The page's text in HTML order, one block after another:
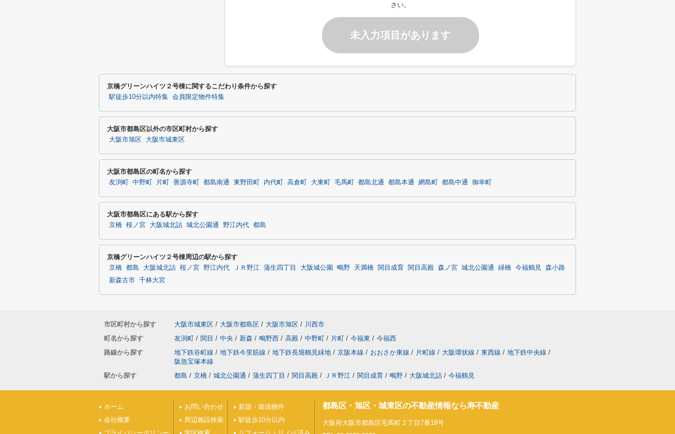
さい。
未入力項目があります
京橋グリーンハイツ２号棟に関するこだわり条件から探す
駅徒歩10分以内特集 会員限定物件特集
大阪市都島区以外の市区町村から探す
大阪市旭区 大阪市城東区
大阪市都島区の町名から探す
友渕町 中野町 片町 善源寺町 都島南通 東野田町 内代町 高倉町 大東町 毛馬町 都島北通 都島本通 網島町 都島中通 御幸町
大阪市都島区にある駅から探す
京橋 桜ノ宮 大阪城北詰 城北公園通 野江内代 都島
京橋グリーンハイツ２号棟周辺の駅から探す
京橋 都島 大阪城北詰 桜ノ宮 野江内代 ＪＲ野江 蒲生四丁目 大阪城公園 鴫野 天満橋 関目成育 関目高殿 森ノ宮 城北公園通 緑橋 今福鶴見 森小路
新森古市 千林大宮
市区町村から探す 大阪市城東区 / 大阪市都島区 / 大阪市旭区 / 川西市
町名から探す
友渕町 / 関目 / 中央 / 新森 / 鴫野西 / 高殿 / 中野町 / 片町 / 今福東 / 今福西
路線から探す
地下鉄谷町線 / 地下鉄今里筋線 / 地下鉄長堀鶴見緑地 / 京阪本線 / おおさか東線 / 片町線 / 大阪環状線 / 東西線 / 地下鉄中央線 /
阪急宝塚本線
駅から探す
都島 / 京橋 / 城北公園通 / 蒲生四丁目 / 関目高殿 / ＪＲ野江 / 関目成育 / 鴫野 / 大阪城北詰 / 今福鶴見
ホーム
会社概要
お問い合わせ
周辺施設検索
新築・築浅物件
駅徒歩10分以内
都島区・旭区・城東区の不動産情報なら寿不動産
大阪府大阪市都島区毛馬町２丁目7番18号